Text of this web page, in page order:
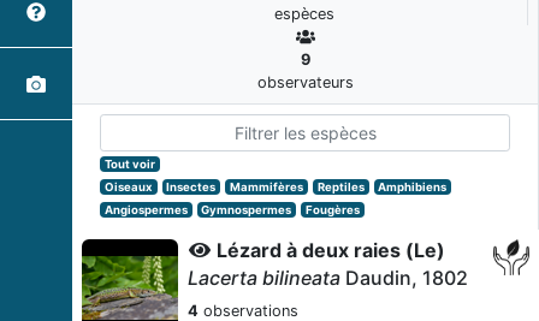
espèces
9
observateurs
Tout voir
Oiseaux
Insectes Mammifères Reptiles
Amphibiens
Angiospermes
Gymnospermes Fougères
Lézard à deux raies (Le)
Lacerta bilineata Daudin, 1802
4 observations